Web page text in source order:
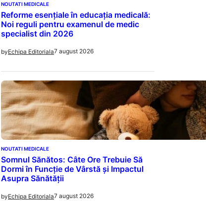
NOUTATI MEDICALE
Reforme esențiale în educația medicală:
Noi reguli pentru examenul de medic
specialist din 2026
byEchipa Editoriala7 august 2026
NOUTATI MEDICALE
Somnul Sănătos: Câte Ore Trebuie Să
Dormi în Funcție de Vârstă și Impactul
Asupra Sănătății
byEchipa Editoriala7 august 2026